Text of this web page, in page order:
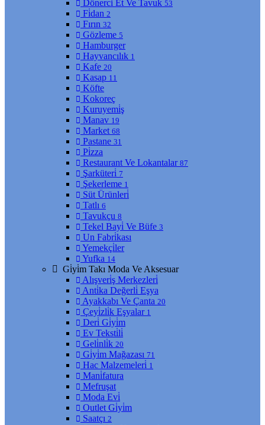
Dönerci̇ Et Ve Tavuk 53
Fi̇dan 2
Fırın 32
Gözleme 5
Hamburger
Hayvancılık 1
Kafe 20
Kasap 11
Köfte
Kokoreç
Kuruyemi̇ş
Manav 19
Market 68
Pastane 31
Pi̇zza
Restaurant Ve Lokantalar 87
Şarküteri̇ 7
Şekerleme 1
Süt Ürünleri̇
Tatlı 6
Tavukçu 8
Tekel Bayi̇ Ve Büfe 3
Un Fabri̇kası
Yemekçi̇ler
Yufka 14
Gi̇yi̇m Takı Moda Ve Aksesuar
Alışveri̇ş Merkezleri̇
Anti̇ka Değerli̇ Eşya
Ayakkabı Ve Çanta 20
Çeyi̇zli̇k Eşyalar 1
Deri̇ Gi̇yi̇m
Ev Teksti̇li̇
Geli̇nli̇k 20
Gi̇yi̇m Mağazası 71
Hac Malzemeleri̇ 1
Mani̇fatura
Mefruşat
Moda Evi̇
Outlet Gi̇yi̇m
Saatçı 2